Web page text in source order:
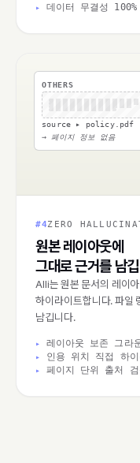
데이터 무결성
OTHERS
source ▸ policy.pdf
→ 페이지 정보 없음
#4ZERO
원본 레이아웃에
그대로 근거를 남
Alli는 원본 문서의 레이
하이라이트합니다. 파일
남깁니다.
레이아웃 보존 그라
인용 위치 직접 하이
페이지 단위 출처 검